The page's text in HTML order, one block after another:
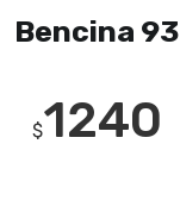
Bencina 93
$1240